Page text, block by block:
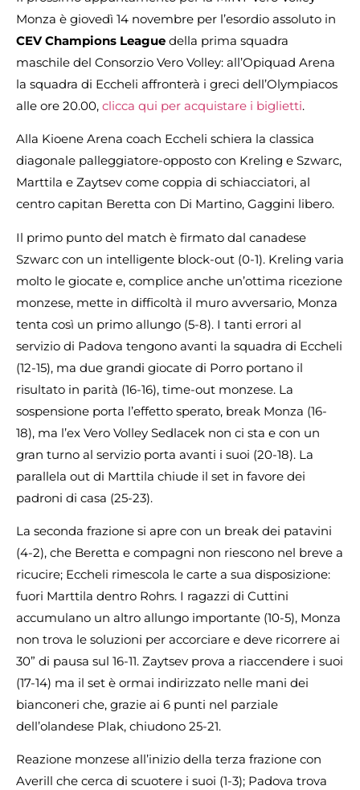
Monza è giovedì 14 novembre per l’esordio assoluto in
CEV Champions League della prima squadra
maschile del Consorzio Vero Volley: all’Opiquad Arena
la squadra di Eccheli affronterà i greci dell’Olympiacos
alle ore 20.00, clicca qui per acquistare i biglietti.
Alla Kioene Arena coach Eccheli schiera la classica
diagonale palleggiatore-opposto con Kreling e Szwarc,
Marttila e Zaytsev come coppia di schiacciatori, al
centro capitan Beretta con Di Martino, Gaggini libero.
Il primo punto del match è firmato dal canadese
Szwarc con un intelligente block-out (0-1). Kreling varia
molto le giocate e, complice anche un’ottima ricezione
monzese, mette in difficoltà il muro avversario, Monza
tenta così un primo allungo (5-8). I tanti errori al
servizio di Padova tengono avanti la squadra di Eccheli
(12-15), ma due grandi giocate di Porro portano il
risultato in parità (16-16), time-out monzese. La
sospensione porta l’effetto sperato, break Monza (16-
18), ma l’ex Vero Volley Sedlacek non ci sta e con un
gran turno al servizio porta avanti i suoi (20-18). La
parallela out di Marttila chiude il set in favore dei
padroni di casa (25-23).
La seconda frazione si apre con un break dei patavini
(4-2), che Beretta e compagni non riescono nel breve a
ricucire; Eccheli rimescola le carte a sua disposizione:
fuori Marttila dentro Rohrs. I ragazzi di Cuttini
accumulano un altro allungo importante (10-5), Monza
non trova le soluzioni per accorciare e deve ricorrere ai
30” di pausa sul 16-11. Zaytsev prova a riaccendere i suoi
(17-14) ma il set è ormai indirizzato nelle mani dei
bianconeri che, grazie ai 6 punti nel parziale
dell’olandese Plak, chiudono 25-21.
Reazione monzese all’inizio della terza frazione con
Averill che cerca di scuotere i suoi (1-3); Padova trova